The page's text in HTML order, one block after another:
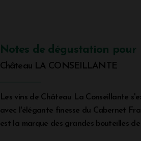
Notes de dégustation pour
Château LA CONSEILLANTE
Les vins de Château La Conseillante
avec l'élégante finesse du Cabernet
est la marque des grandes bouteilles